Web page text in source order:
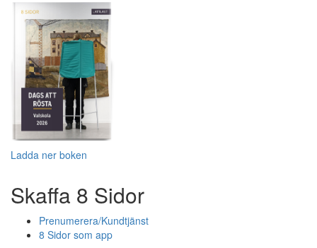
Ladda ner boken
Skaffa 8 Sidor
Prenumerera/Kundtjänst
8 Sidor som app